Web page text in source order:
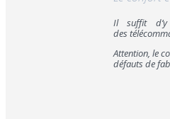
Il suffit
des
Attention, le
défauts de